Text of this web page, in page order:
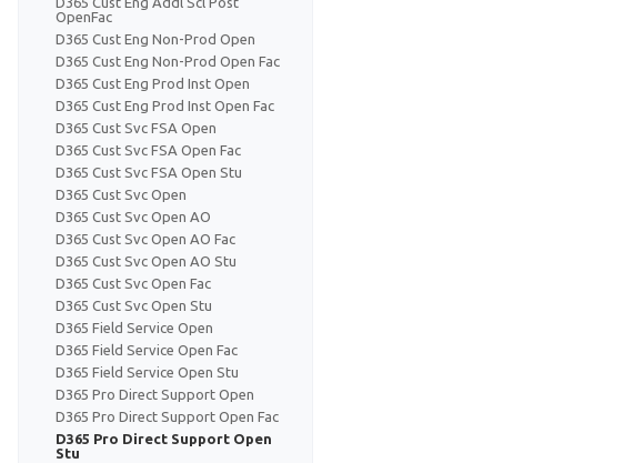
OpenFac
D365 Cust Eng Non-Prod Open
D365 Cust Eng Non-Prod Open Fac
D365 Cust Eng Prod Inst Open
D365 Cust Eng Prod Inst Open Fac
D365 Cust Svc FSA Open
D365 Cust Svc FSA Open Fac
D365 Cust Svc FSA Open Stu
D365 Cust Svc Open
D365 Cust Svc Open AO
D365 Cust Svc Open AO Fac
D365 Cust Svc Open AO Stu
D365 Cust Svc Open Fac
D365 Cust Svc Open Stu
D365 Field Service Open
D365 Field Service Open Fac
D365 Field Service Open Stu
D365 Pro Direct Support Open
D365 Pro Direct Support Open Fac
D365 Pro Direct Support Open
Stu